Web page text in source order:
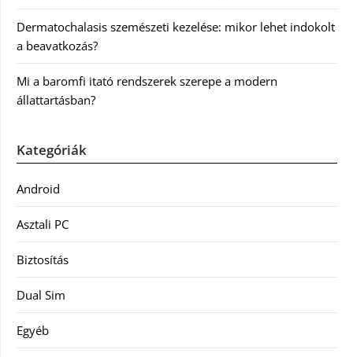
Dermatochalasis szemészeti kezelése: mikor lehet indokolt
a beavatkozás?
Mi a baromfi itató rendszerek szerepe a modern
állattartásban?
Kategóriák
Android
Asztali PC
Biztosítás
Dual Sim
Egyéb